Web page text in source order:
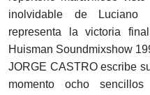
inolvidable de Luciano
representa la victoria
Huisman Soundmixshow
JORGE CASTRO escribe
momento ocho